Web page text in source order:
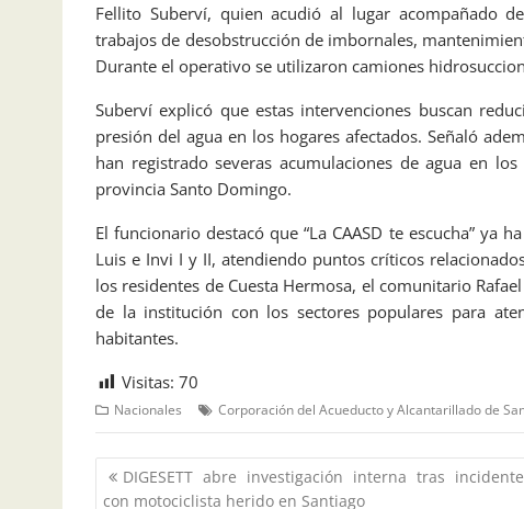
Fellito Suberví, quien acudió al lugar acompañado
trabajos de desobstrucción de imbornales,
Durante el operativo se utilizaron camiones
Suberví explicó que estas intervenciones buscan
presión del agua en los hogares afectados. Señaló
han registrado severas acumulaciones de agua en
provincia Santo Domingo.
El funcionario destacó que “La CAASD te escucha” ya
Luis e Invi I y II, atendiendo puntos críticos
los residentes de Cuesta Hermosa, el comunitario
de la institución con los sectores populares para
habitantes.
Visitas: 70
Nacionales Corporación del Acueducto y Alcantarillado de
DIGESETT abre investigación interna tras incidente
con motociclista herido en Santiago